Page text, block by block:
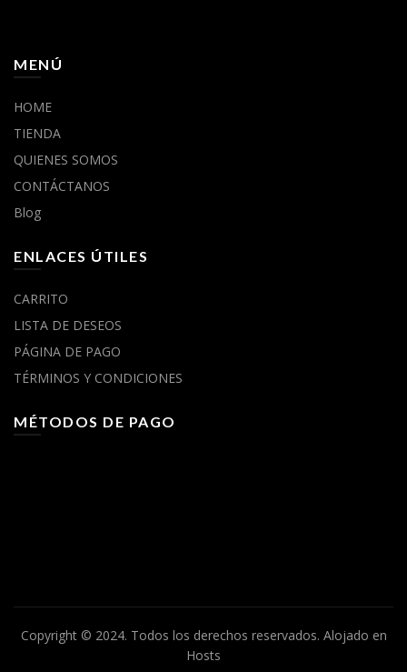
MENÚ
HOME
TIENDA
QUIENES SOMOS
CONTÁCTANOS
Blog
ENLACES ÚTILES
CARRITO
LISTA DE DESEOS
PÁGINA DE PAGO
TÉRMINOS Y CONDICIONES
MÉTODOS DE PAGO
Copyright © 2024. Todos los derechos reservados. Alojado en
Hosts